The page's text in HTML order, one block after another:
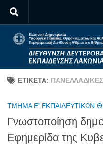
Skip to content
ΕΤΙΚΈΤΑ:
ΤΜΉΜΑ Ε' ΕΚΠΑΙΔΕΥΤΙΚΏΝ
Γνωστοποίηση
Εφημερίδα της